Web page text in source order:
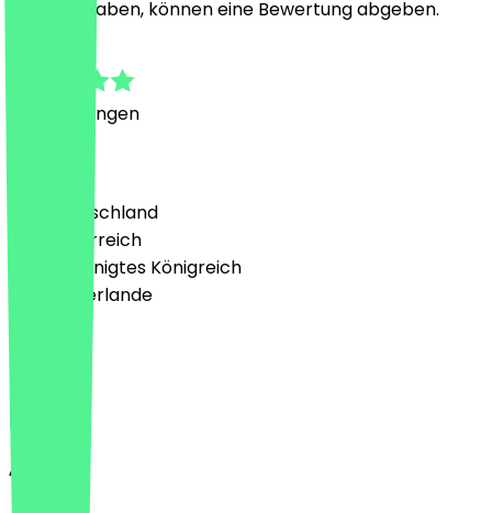
besucht haben, können eine Bewertung abgeben.
Bewertungen
🇩🇪 Deutschland
🇦🇹 Österreich
🇬🇧 Vereinigtes Königreich
🇳🇱 Niederlande
Deutsch
English
About